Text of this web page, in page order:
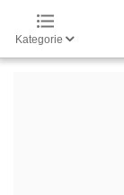
Kategorie